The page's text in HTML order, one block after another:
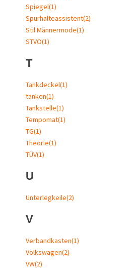
Spiegel(1)
Spurhalteassistent(2)
Stil Männermode(1)
STVO(1)
T
Tankdeckel(1)
tanken(1)
Tankstelle(1)
Tempomat(1)
TG(1)
Theorie(1)
TÜV(1)
U
Unterlegkeile(2)
V
Verbandkasten(1)
Volkswagen(2)
VW(2)